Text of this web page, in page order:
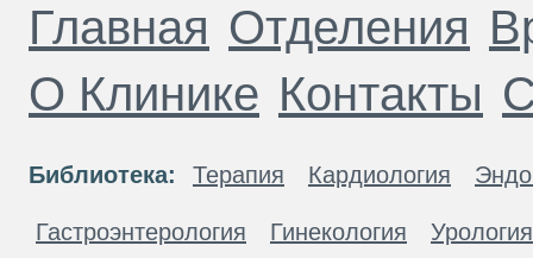
Главная Отделения
О Клинике Контакты
Библиотека: Терапия Кардиология
Гастроэнтерология Гинекология Урология